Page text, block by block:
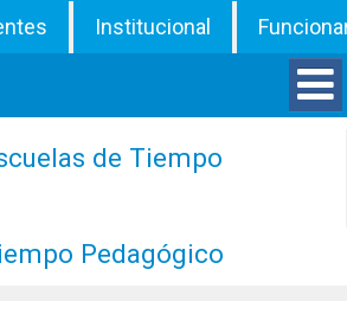
Institucional
de Tiempo
Pedagógico